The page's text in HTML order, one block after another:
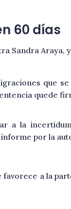
60 días
Sandra
que
quede
a la
por la
favorece a la